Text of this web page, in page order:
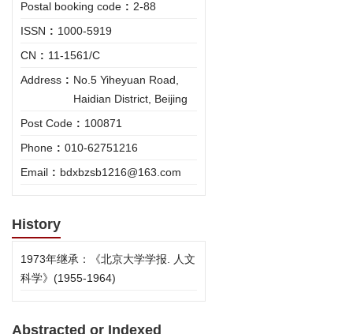
Postal booking code : 2-88
ISSN : 1000-5919
CN : 11-1561/C
Address : No.5 Yiheyuan Road,
Haidian District, Beijing
Post Code : 100871
Phone : 010-62751216
Email : bdxbzsb1216@163.com
History
1973年继承：《北京大学学报. 人文
科学》(1955-1964)
Abstracted or Indexed